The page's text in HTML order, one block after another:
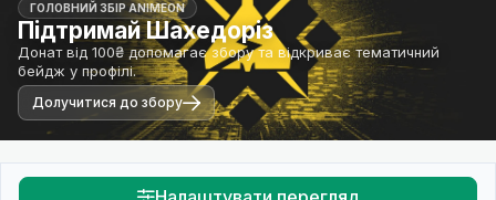
ГОЛОВНИЙ ЗБІР ANIMEON
Підтримай Шахедоріз
Донат від 100₴ допомагає збору та відкриває тематичний
бейдж у профілі.
Долучитися до збору